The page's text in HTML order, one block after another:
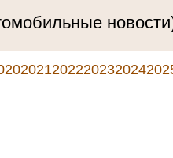
2021202220232024